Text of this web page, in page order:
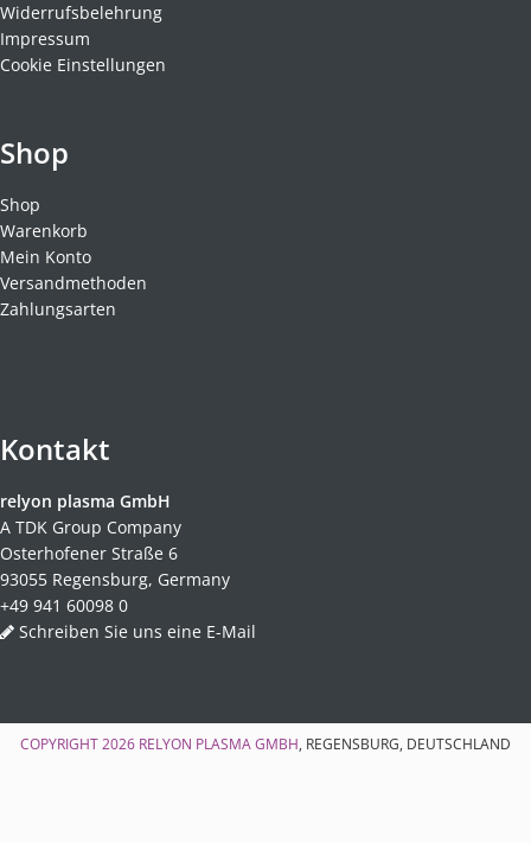
Widerrufsbelehrung
Impressum
Cookie Einstellungen
Shop
Shop
Warenkorb
Mein Konto
Versandmethoden
Zahlungsarten
Kontakt
relyon plasma GmbH
A TDK Group Company
Osterhofener Straße 6
93055 Regensburg, Germany
+49 941 60098 0
Schreiben Sie uns eine E-Mail
COPYRIGHT 2026 RELYON PLASMA GMBH , REGENSBURG, DEUTSCHLAND